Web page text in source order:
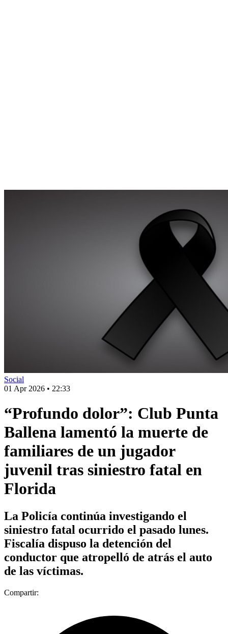
Social
01 Apr 2026 • 22:33
“Profundo dolor”: Club Punta
Ballena lamentó la muerte de
familiares de un jugador
juvenil tras siniestro fatal en
Florida
La Policía continúa investigando el
siniestro fatal ocurrido el pasado lunes.
Fiscalía dispuso la detención del
conductor que atropelló de atrás el auto
de las víctimas.
Compartir: